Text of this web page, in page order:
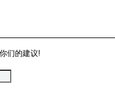
们的建议!